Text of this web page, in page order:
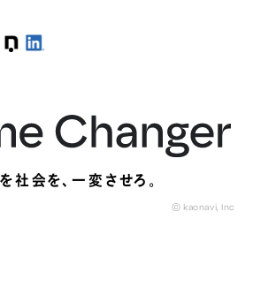
社会を、一変させろ。
© kaonavi, Inc